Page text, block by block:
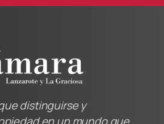
distinguirse y
en un mundo que